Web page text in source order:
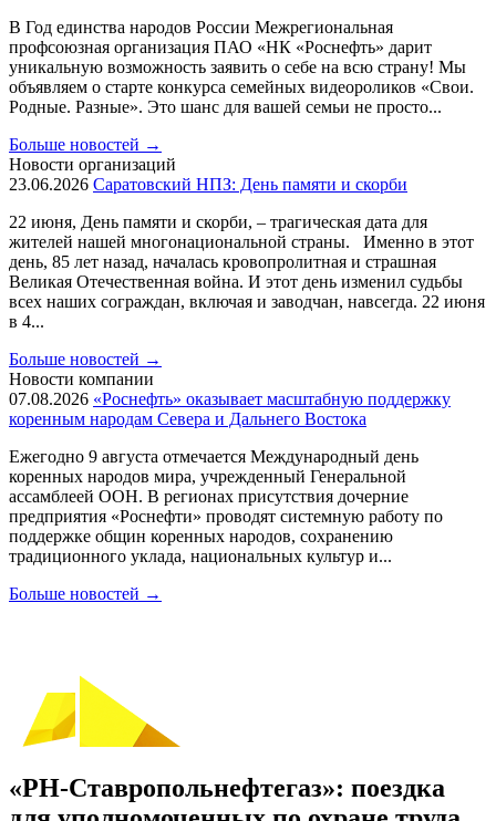
В Год единства народов России Межрегиональная
профсоюзная организация ПАО «НК «Роснефть» дарит
уникальную возможность заявить о себе на всю страну! Мы
объявляем о старте конкурса семейных видеороликов «Свои.
Родные. Разные». Это шанс для вашей семьи не просто...
Больше новостей →
Новости организаций
23.06.2026 Саратовский НПЗ: День памяти и скорби
22 июня, День памяти и скорби, – трагическая дата для
жителей нашей многонациональной страны. Именно в этот
день, 85 лет назад, началась кровопролитная и страшная
Великая Отечественная война. И этот день изменил судьбы
всех наших сограждан, включая и заводчан, навсегда. 22 июня
в 4...
Больше новостей →
Новости компании
07.08.2026 «Роснефть» оказывает масштабную поддержку
коренным народам Севера и Дальнего Востока
Ежегодно 9 августа отмечается Международный день
коренных народов мира, учрежденный Генеральной
ассамблеей ООН. В регионах присутствия дочерние
предприятия «Роснефти» проводят системную работу по
поддержке общин коренных народов, сохранению
традиционного уклада, национальных культур и...
Больше новостей →
«РН-Ставропольнефтегаз»: поездка